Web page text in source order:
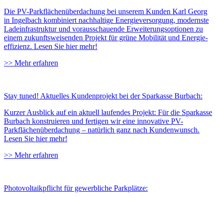
Die PV-Park­flächen­über­dach­ung bei unserem Kunden Karl Georg
in Ingel­bach kombiniert nach­haltige Energie­ver­sorgung, modernste
Lade­infra­struktur und voraus­schauende Er­weiter­ungs­optionen zu
einem zu­kunfts­weis­enden Projekt für grüne Mobilität und Energie­
effizienz. Lesen Sie hier mehr!
>> Mehr erfahren
Stay tuned! Aktuelles Kundenprojekt bei der Sparkasse Burbach:
Kurzer Ausblick auf ein aktuell laufendes Projekt: Für die Sparkasse
Burbach konstruieren und fertigen wir eine innovative PV-
Parkflächenüberdachung – natürlich ganz nach Kundenwunsch.
Lesen Sie hier mehr!
>> Mehr erfahren
Photovoltaikpflicht für gewerbliche Parkplätze: